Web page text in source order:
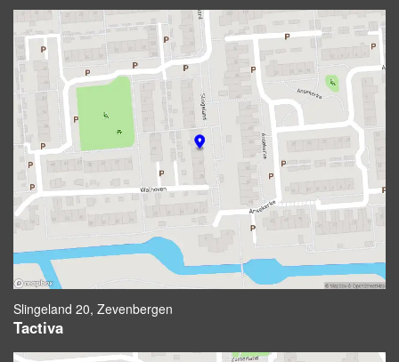
Slingeland 20, Zevenbergen
Tactiva